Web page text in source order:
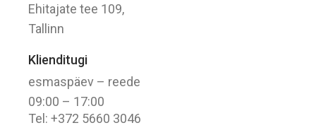
Ehitajate tee 109,
Tallinn
Klienditugi
esmaspäev – reede
09:00 – 17:00
Tel: +372 5660 3046